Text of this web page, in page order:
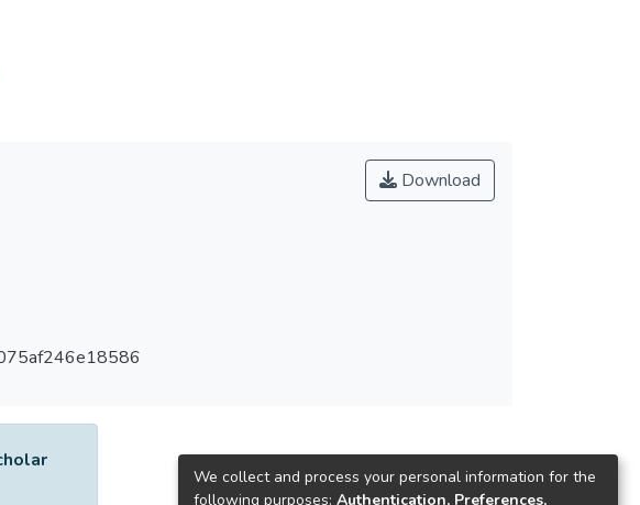
Download
We collect and process your personal information for the
following purposes: Authentication, Preferences,